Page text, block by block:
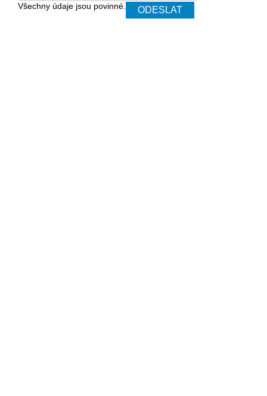
Všechny údaje jsou povinné.